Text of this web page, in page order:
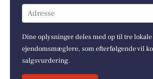
Adresse
Dine oplysninger deles med op til tre lokale
ejendomsmæglere, som efterfølgende vil
salgsvurdering.